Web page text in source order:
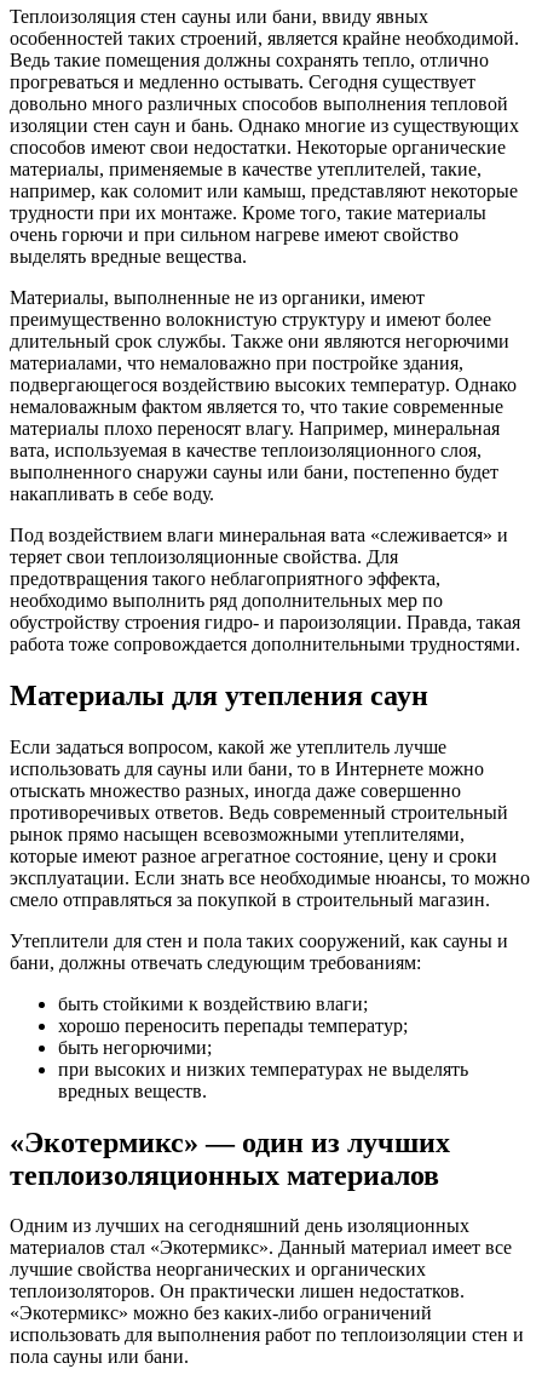
Теплоизоляция стен сауны или бани, ввиду явных
особенностей таких строений, является крайне необходимой.
Ведь такие помещения должны сохранять тепло, отлично
прогреваться и медленно остывать. Сегодня существует
довольно много различных способов выполнения тепловой
изоляции стен саун и бань. Однако многие из существующих
способов имеют свои недостатки. Некоторые органические
материалы, применяемые в качестве утеплителей, такие,
например, как соломит или камыш, представляют некоторые
трудности при их монтаже. Кроме того, такие материалы
очень горючи и при сильном нагреве имеют свойство
выделять вредные вещества.
Материалы, выполненные не из органики, имеют
преимущественно волокнистую структуру и имеют более
длительный срок службы. Также они являются негорючими
материалами, что немаловажно при постройке здания,
подвергающегося воздействию высоких температур. Однако
немаловажным фактом является то, что такие современные
материалы плохо переносят влагу. Например, минеральная
вата, используемая в качестве теплоизоляционного слоя,
выполненного снаружи сауны или бани, постепенно будет
накапливать в себе воду.
Под воздействием влаги минеральная вата «слеживается» и
теряет свои теплоизоляционные свойства. Для
предотвращения такого неблагоприятного эффекта,
необходимо выполнить ряд дополнительных мер по
обустройству строения гидро- и пароизоляции. Правда, такая
работа тоже сопровождается дополнительными трудностями.
Материалы для утепления саун
Если задаться вопросом, какой же утеплитель лучше
использовать для сауны или бани, то в Интернете можно
отыскать множество разных, иногда даже совершенно
противоречивых ответов. Ведь современный строительный
рынок прямо насыщен всевозможными утеплителями,
которые имеют разное агрегатное состояние, цену и сроки
эксплуатации. Если знать все необходимые нюансы, то можно
смело отправляться за покупкой в строительный магазин.
Утеплители для стен и пола таких сооружений, как сауны и
бани, должны отвечать следующим требованиям:
быть стойкими к воздействию влаги;
хорошо переносить перепады температур;
быть негорючими;
при высоких и низких температурах не выделять
вредных веществ.
«Экотермикс» — один из лучших
теплоизоляционных материалов
Одним из лучших на сегодняшний день изоляционных
материалов стал «Экотермикс». Данный материал имеет все
лучшие свойства неорганических и органических
теплоизоляторов. Он практически лишен недостатков.
«Экотермикс» можно без каких-либо ограничений
использовать для выполнения работ по теплоизоляции стен и
пола сауны или бани.